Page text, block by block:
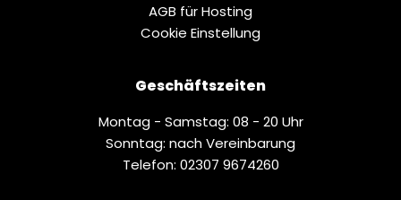
AGB für Hosting
Cookie Einstellung
Geschäftszeiten
Montag - Samstag: 08 - 20 Uhr
Sonntag: nach Vereinbarung
Telefon: 02307 9674260